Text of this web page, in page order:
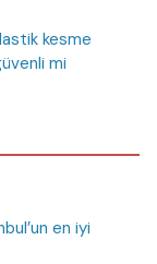
kesme
mi
en iyi